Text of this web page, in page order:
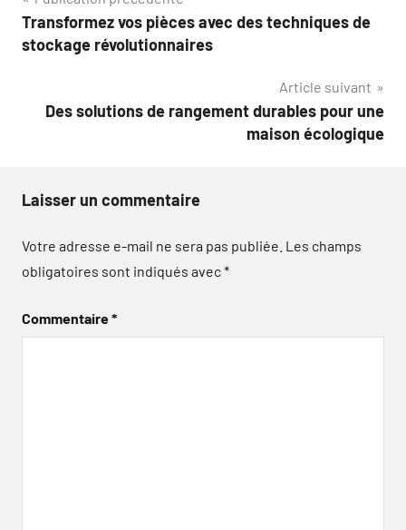
de
Transformez vos pièces avec des techniques de
stockage révolutionnaires
Article suivant
Des solutions de rangement durables pour une
maison écologique
Laisser un commentaire
Votre adresse e-mail ne sera pas publiée. Les champs
obligatoires sont indiqués avec*
Commentaire*